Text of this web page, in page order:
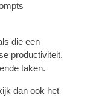
die een
productiviteit,
taken.
dan ook het